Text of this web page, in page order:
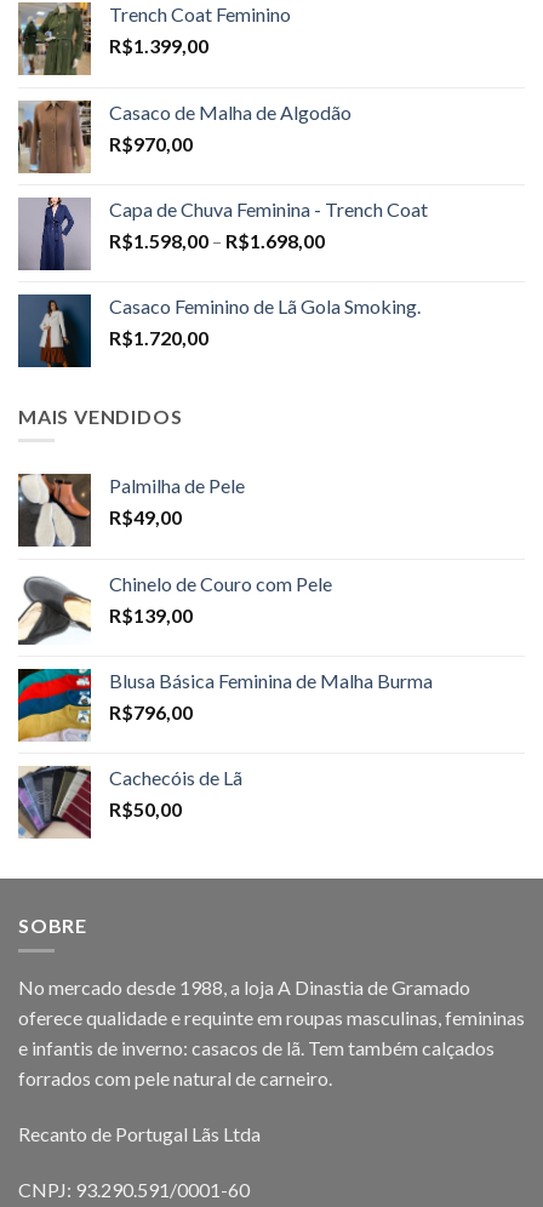
Trench Coat Feminino
R$1.399,00
Casaco de Malha de Algodão
R$970,00
Capa de Chuva Feminina - Trench Coat
R$1.598,00 – R$1.698,00Price
through
Casaco Feminino de Lã Gola Smoking.
R$1.720,00
MAIS VENDIDOS
Palmilha de Pele
R$49,00
Chinelo de Couro com Pele
R$139,00
Blusa Básica Feminina de Malha Burma
R$796,00
Cachecóis de Lã
R$50,00
SOBRE
No mercado desde 1988, a loja A Dinastia de Gramado
oferece qualidade e requinte em roupas masculinas, femininas
e infantis de inverno: casacos de lã. Tem também calçados
forrados com pele natural de carneiro.
Recanto de Portugal Lãs Ltda
CNPJ: 93.290.591/0001-60